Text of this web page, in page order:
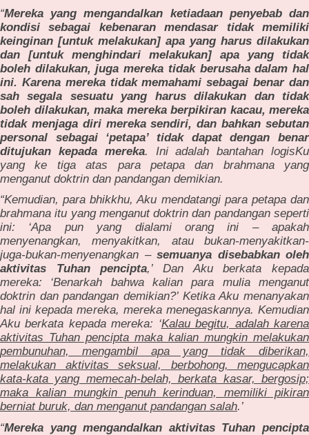
“Mereka yang mengandalkan ketiadaan penyebab dan
kondisi sebagai kebenaran mendasar tidak memiliki
keinginan [untuk melakukan] apa yang harus dilakukan
dan [untuk menghindari melakukan] apa yang tidak
boleh dilakukan, juga mereka tidak berusaha dalam hal
ini. Karena mereka tidak memahami sebagai benar dan
sah segala sesuatu yang harus dilakukan dan tidak
boleh dilakukan, maka mereka berpikiran kacau, mereka
tidak menjaga diri mereka sendiri, dan bahkan sebutan
personal sebagai ‘petapa’ tidak dapat dengan benar
ditujukan kepada mereka. Ini adalah bantahan logisKu
yang ke tiga atas para petapa dan brahmana yang
menganut doktrin dan pandangan demikian.
“Kemudian, para bhikkhu, Aku mendatangi para petapa dan
brahmana itu yang menganut doktrin dan pandangan seperti
ini: ‘Apa pun yang dialami orang ini – apakah
menyenangkan, menyakitkan, atau bukan-menyakitkan-
juga-bukan-menyenangkan – semuanya disebabkan oleh
aktivitas Tuhan pencipta,’ Dan Aku berkata kepada
mereka: ‘Benarkah bahwa kalian para mulia menganut
doktrin dan pandangan demikian?’ Ketika Aku menanyakan
hal ini kepada mereka, mereka menegaskannya. Kemudian
Aku berkata kepada mereka: ‘Kalau begitu, adalah karena
aktivitas Tuhan pencipta maka kalian mungkin melakukan
pembunuhan, mengambil apa yang tidak diberikan,
melakukan aktivitas seksual, berbohong, mengucapkan
kata-kata yang memecah-belah, berkata kasar, bergosip;
maka kalian mungkin penuh kerinduan, memiliki pikiran
berniat buruk, dan menganut pandangan salah.’
“Mereka yang mengandalkan aktivitas Tuhan pencipta